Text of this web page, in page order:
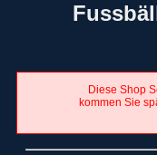
Diese Shop
kommen Sie